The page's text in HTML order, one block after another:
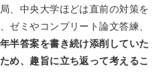
、中央大学ほどは直前の対策を
ゼミやコンプリート論文答練、
半答案を書き続け添削していた
め、趣旨に立ち返って考えるこ